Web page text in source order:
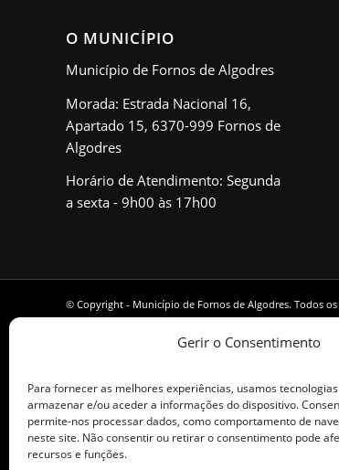
Gerir o Consentimento
Para fornecer as melhores experiências, usamos
armazenar e/ou aceder a informações do dispositivo.
permite-nos processar dados, como comportamento de
neste site. Não consentir ou retirar o consentimento pode
recursos e funções.
O MUNICÍPIO
Município de Fornos de Algodres
Morada: Estrada Nacional 16,
Apartado 15, 6370-999 Fornos de
Algodres
Horário de Atendimento: Segunda
a sexta - 9h00 às 17h00
© Copyright - Município de Fornos de Algodres. Todos